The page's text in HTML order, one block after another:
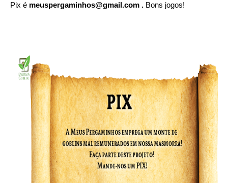
Pix é meuspergaminhos@gmail.com . Bons jogos!